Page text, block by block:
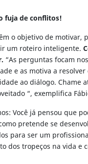
fuja de conflitos!
o objetivo de motivar,
um roteiro inteligente.
“As perguntas focam
e as motiva a resolver
ao diálogo. Chame
“, exemplifica
Você já pensou que
pretende se
para ser um
dos tropeços na vida e